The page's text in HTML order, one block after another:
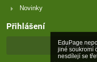
EduPage
jiné soukromí
nesdílejí se
Novinky
Přihlášení
Přihlásit se